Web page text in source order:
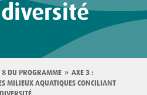
8 DU PROGRAMME
AXE 3 :
MILIEUX AQUATIQUES CONCILIANT